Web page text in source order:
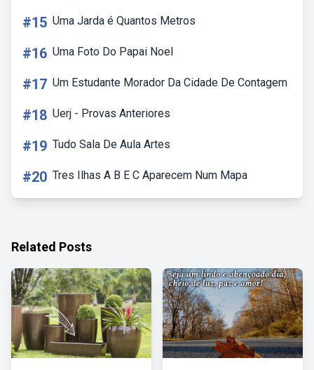
#15 Uma Jarda é Quantos Metros
#16 Uma Foto Do Papai Noel
#17 Um Estudante Morador Da Cidade De Contagem
#18 Uerj - Provas Anteriores
#19 Tudo Sala De Aula Artes
#20 Tres Ilhas A B E C Aparecem Num Mapa
Related Posts